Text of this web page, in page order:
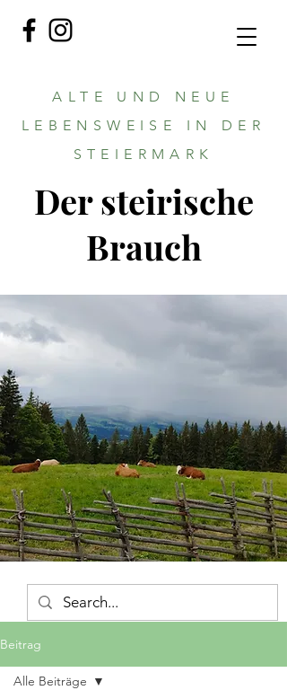
ALTE UND NEUE
LEBENSWEISE IN DER
STEIERMARK
Der steirische
Brauch
Beitrag
Alle Beiträge